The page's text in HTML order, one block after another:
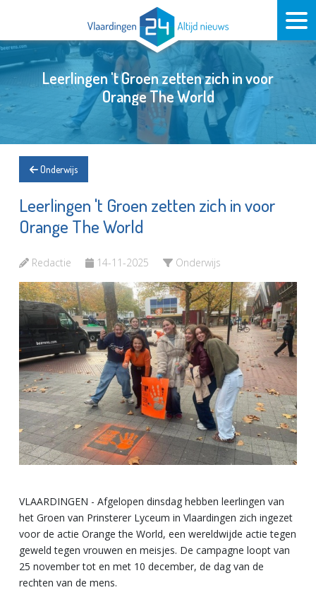
Leerlingen 't Groen zetten zich in voor
Orange The World
Onderwijs
Leerlingen 't Groen zetten zich in voor
Orange The World
Redactie 14-11-2025 Onderwijs
VLAARDINGEN - Afgelopen dinsdag hebben leerlingen van
het Groen van Prinsterer Lyceum in Vlaardingen zich ingezet
voor de actie Orange the World, een wereldwijde actie tegen
geweld tegen vrouwen en meisjes. De campagne loopt van
25 november tot en met 10 december, de dag van de
rechten van de mens.